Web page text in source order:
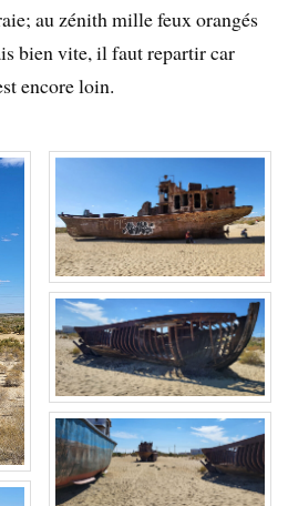
au zénith mille feux orangés
bien vite, il faut repartir car
encore loin.